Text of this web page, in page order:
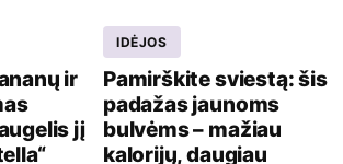
ir
jį
IDĖJOS
Pamirškite sviestą: šis
padažas jaunoms
bulvėms – mažiau
kalorijų, daugiau